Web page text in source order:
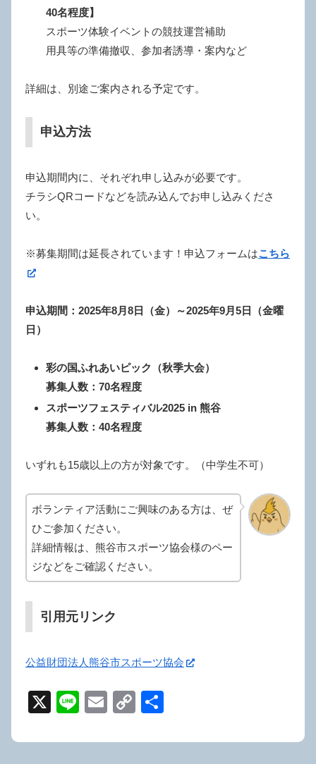
40名程度】
スポーツ体験イベントの競技運営補助
用具等の準備撤収、参加者誘導・案内など
詳細は、別途ご案内される予定です。
申込方法
申込期間内に、それぞれ申し込みが必要です。
チラシQRコードなどを読み込んでお申し込みくださ
い。
※募集期間は延長されています！申込フォームはこちら
申込期間：2025年8月8日（金）～2025年9月5日（金曜
日）
彩の国ふれあいピック（秋季大会）
募集人数：70名程度
スポーツフェスティバル2025 in 熊谷
募集人数：40名程度
いずれも15歳以上の方が対象です。（中学生不可）
ボランティア活動にご興味のある方は、ぜ
ひご参加ください。
詳細情報は、熊谷市スポーツ協会様のペー
ジなどをご確認ください。
引用元リンク
公益財団法人熊谷市スポーツ協会
X
Li
e
E
ail
C
p